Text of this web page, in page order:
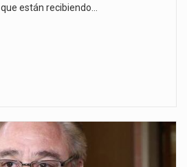
están recibiendo…